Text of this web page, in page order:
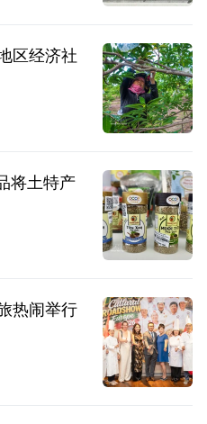
区经济社
将土特产
热闹举行